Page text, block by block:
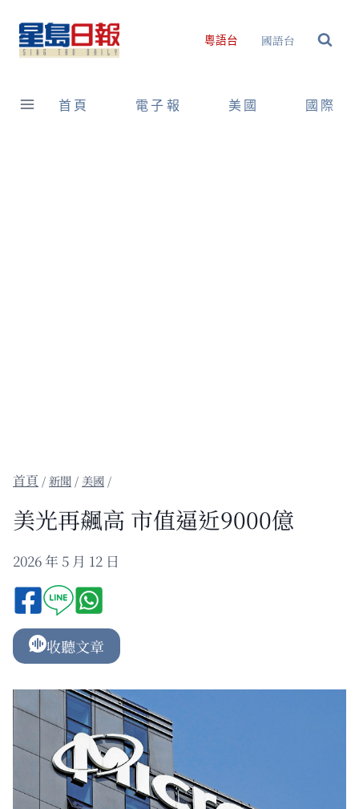
content
粵語台 國語台
首頁 電子報 美國 國際
/新聞 / 美國 /
美光再飆高 市值逼近9000億
2026 年 5 月 12 日
收聽文章